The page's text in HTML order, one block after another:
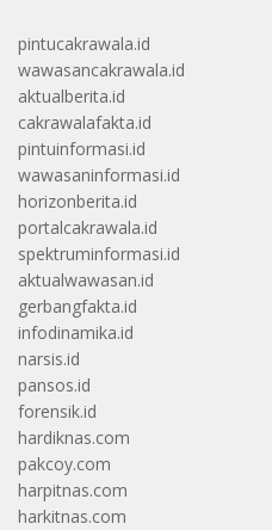
pintucakrawala.id
wawasancakrawala.id
aktualberita.id
cakrawalafakta.id
pintuinformasi.id
wawasaninformasi.id
horizonberita.id
portalcakrawala.id
spektruminformasi.id
aktualwawasan.id
gerbangfakta.id
infodinamika.id
narsis.id
pansos.id
forensik.id
hardiknas.com
pakcoy.com
harpitnas.com
harkitnas.com